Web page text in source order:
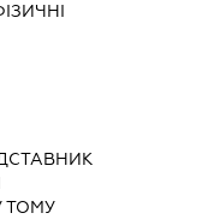
ТОМУ